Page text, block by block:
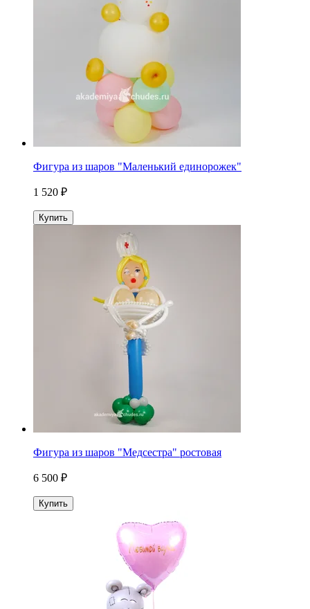
Фигура из шаров "Маленький единорожек"
1 520 ₽
Купить
Фигура из шаров "Медсестра" ростовая
6 500 ₽
Купить